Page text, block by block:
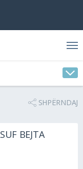
SHPËRNDAJ
BEJTA